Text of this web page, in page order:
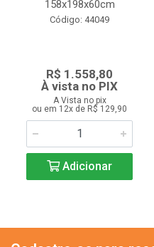
158x198x60cm
Código: 44049
R$ 1.558,80
À vista no PIX
A Vista no pix
ou em 12x de R$ 129,90
Adicionar